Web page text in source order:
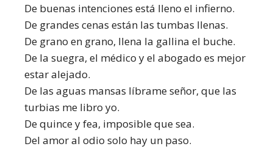
De buenas intenciones está lleno el infierno.
De grandes cenas están las tumbas llenas.
De grano en grano, llena la gallina el buche.
De la suegra, el médico y el abogado es mejor
estar alejado.
De las aguas mansas líbrame señor, que las
turbias me libro yo.
De quince y fea, imposible que sea.
Del amor al odio solo hay un paso.